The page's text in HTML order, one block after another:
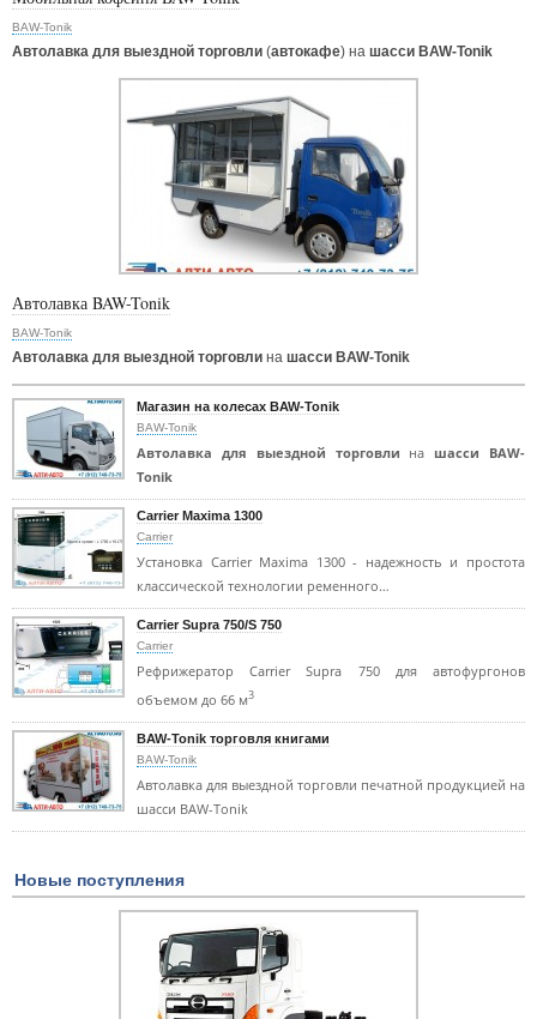
BAW-Tonik
Автолавка для выездной торговли (автокафе) на шасси BAW-Tonik
Автолавка BAW-Tonik
BAW-Tonik
Автолавка для выездной торговли на шасси BAW-Tonik
Магазин на колесах BAW-Tonik
BAW-Tonik
Автолавка для выездной торговли на шасси BAW-
Tonik
Carrier Maxima 1300
Carrier
Установка Carrier Maxima 1300 - надежность и простота
классической технологии ременного…
Carrier Supra 750/S 750
Carrier
Рефрижератор Carrier Supra 750 для автофургонов
объемом до 66 м3
BAW-Tonik торговля книгами
BAW-Tonik
Автолавка для выездной торговли печатной продукцией на
шасси BAW-Tonik
Новые поступления